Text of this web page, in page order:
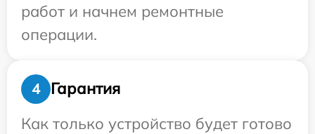
работ и начнем ремонтные
операции.
4
Гарантия
Как только устройство будет готово